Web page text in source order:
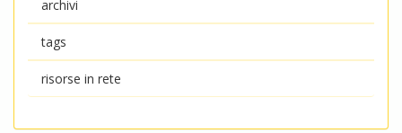
archivi
tags
risorse in rete